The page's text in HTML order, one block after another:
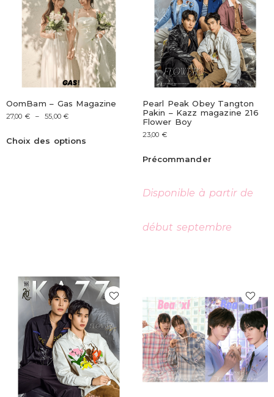
OomBam – Gas Magazine
27,00 € – 55,00€
Choix des options
Pearl Peak Obey Tangton
Pakin – Kazz magazine 216
Flower Boy
23,00 €
Précommander
Disponible à partir de
début septembre